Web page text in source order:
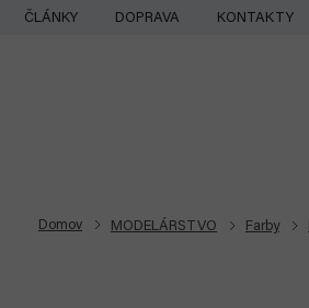
Prejsť
ČLÁNKY DOPRAVA KONTAKTY
Domov MODELÁRSTVO Farby